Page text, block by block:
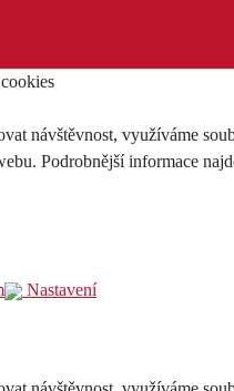
návštěvnost, využíváme
Podrobnější informace
Nastavení